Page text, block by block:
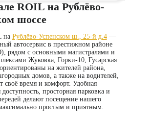
ROIL на Рублёво-
шоссе
на Рублёво-Успенском ш., 25-й д.4—
автосервис в престижном районе
рядом с основными магистралями и
Жуковка, Горки-10, Гусарская
на жителей района,
домов, а также на водителей,
своё время и комфорт. Удобная
доступность, просторная парковка и
делают посещение нашего
простым и приятным.